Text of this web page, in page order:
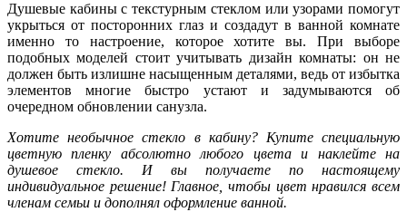
Душевые кабины с текстурным стеклом или узорами помогут
укрыться от посторонних глаз и создадут в ванной комнате
именно то настроение, которое хотите вы. При выборе
подобных моделей стоит учитывать дизайн комнаты: он не
должен быть излишне насыщенным деталями, ведь от избытка
элементов многие быстро устают и задумываются об
очередном обновлении санузла.
Хотите необычное стекло в кабину? Купите специальную
цветную пленку абсолютно любого цвета и наклейте на
душевое стекло. И вы получаете по настоящему
индивидуальное решение! Главное, чтобы цвет нравился всем
членам семьи и дополнял оформление ванной.